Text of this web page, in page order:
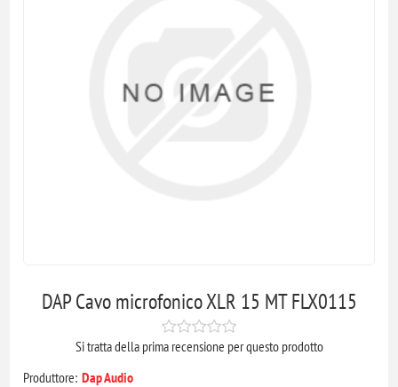
DAP Cavo microfonico XLR 15 MT FLX0115
Si tratta della prima recensione per questo prodotto
Produttore: Dap Audio